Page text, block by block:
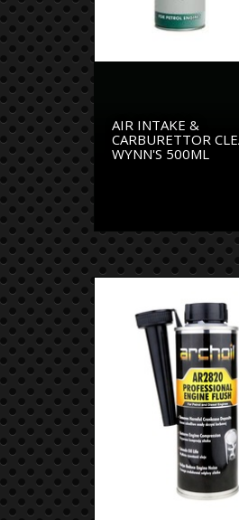
AIR INTAKE &
CARBURETTOR
WYNN'S 500ML